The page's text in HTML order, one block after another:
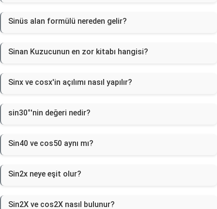
Sinüs alan formülü nereden gelir?
Sinan Kuzucunun en zor kitabı hangisi?
Sinx ve cosx'in açılımı nasıl yapılır?
sin30°'nin değeri nedir?
Sin40 ve cos50 aynı mı?
Sin2x neye eşit olur?
Sin2X ve cos2X nasıl bulunur?